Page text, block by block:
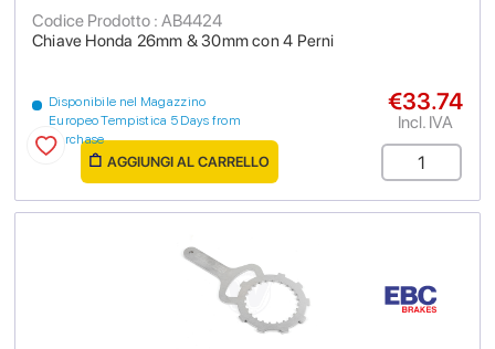
Chiave Honda 26mm & 30mm con 4 Perni
Codice Prodotto : AB4424
Disponibile nel Magazzino
Europeo Tempistica 5 Days from
purchase
€33.74
Incl. IVA
AGGIUNGI AL CARRELLO